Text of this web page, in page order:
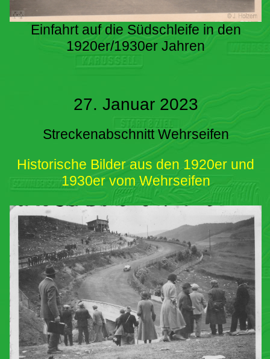
Einfahrt auf die Südschleife in den
1920er/1930er Jahren
27. Januar 2023
Streckenabschnitt Wehrseifen
Historische Bilder aus den 1920er und
1930er vom Wehrseifen